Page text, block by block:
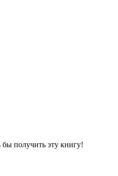
бы получить эту книгу!